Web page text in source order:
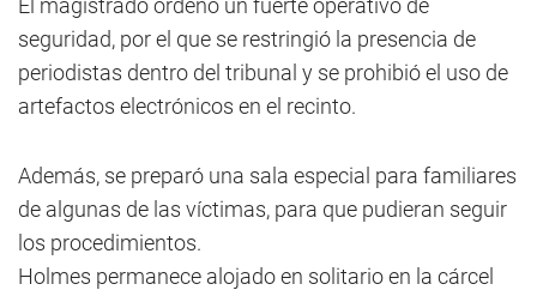
El magistrado ordenó un fuerte operativo de
seguridad, por el que se restringió la presencia de
periodistas dentro del tribunal y se prohibió el uso de
artefactos electrónicos en el recinto.
Además, se preparó una sala especial para familiares
de algunas de las víctimas, para que pudieran seguir
los procedimientos.
Holmes permanece alojado en solitario en la cárcel